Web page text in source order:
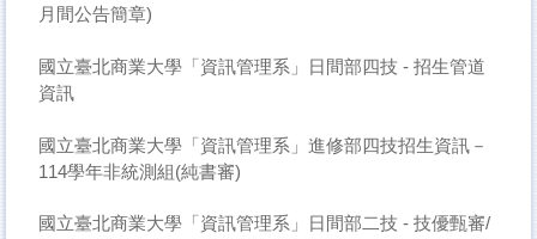
月間公告簡章)
國立臺北商業大學「資訊管理系」日間部四技 - 招生管道
資訊
國立臺北商業大學「資訊管理系」進修部四技招生資訊－
114學年非統測組(純書審)
國立臺北商業大學「資訊管理系」日間部二技 - 技優甄審/